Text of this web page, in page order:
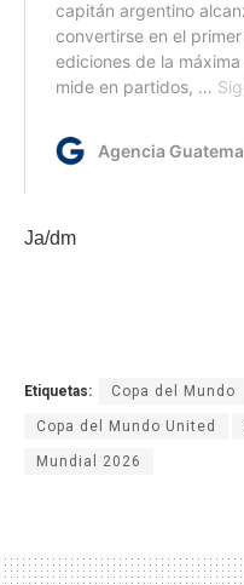
Ja/dm
Etiquetas: Copa del Mundo
Copa del Mundo United
Mundial 2026